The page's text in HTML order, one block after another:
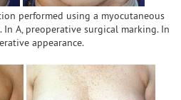
performed using a myocutaneous
A, preoperative surgical marking. In
appearance.